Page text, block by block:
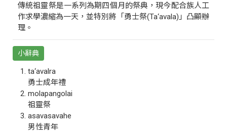
傳統祖靈祭是一系列為期四個月的祭典，現今配合族人工
作求學濃縮為一天，並特別將「勇士祭(Ta‘avala)」凸顯辦
理。
小辭典
ta‘avalra
勇士成年禮
molapangolai
祖靈祭
asavasavahe
男性青年